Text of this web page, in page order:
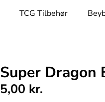
TCG Tilbehør
Super Dragon
5,00 kr.